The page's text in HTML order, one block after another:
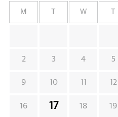
M T W T
2 3 4 5
9 10 11 12
16 17 18 19